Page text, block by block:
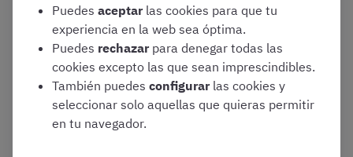
¿Tienes dudas? Probablemente ya las hayamos resuelto
en nuestrocentro de ayuda. Si no encuentras tu pregunta
aquí, escríbenos aayuda@opositatest.com
Puedes aceptar las cookies para que tu
experiencia en la web sea óptima.
Puedes rechazar para denegar todas las
cookies excepto las que sean imprescindibles.
También puedes configurar las cookies y
seleccionar solo aquellas que quieras permitir
en tu navegador.